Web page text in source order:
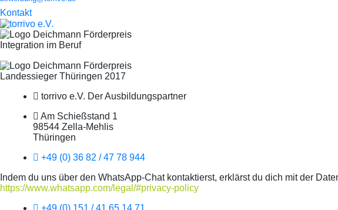
Kontakt
Integration im Beruf
Landessieger Thüringen 2017
torrivo e.V. Der Ausbildungspartner
Am Schießstand 1
98544 Zella-Mehlis
Thüringen
+49 (0) 36 82 / 47 78 944
Indem du uns über den WhatsApp-Chat kontaktierst, erklärst du dich mit der
https://www.whatsapp.com/legal/#privacy-policy